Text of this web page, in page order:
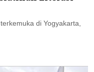
di Yogyakarta,